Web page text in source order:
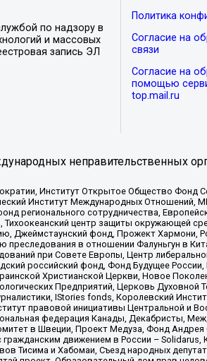
по надзору в
и массовых
запись ЭЛ
Политика
Согласие на
связи
Согласие на
помощью
top.mail.ru
неправительственных
Институт Открытое Общество Фонд
Институт Международных Отношений,
регионального сотрудничества,
центр защиты окружающей
Джеймстаунский фонд, Прожект Хармони,
преследования в отношении Фалуньгун в
при Совете Европы, Центр
российский фонд, Фонд Будущее
Христианской Церкви, Новое
Предприятий, Церковь
IStories fonds, Королевский
правовой инициативы Центральной и
федерация Канады, Декабристы,
в Швеции, Проект Медуза, Фонд
движением в России –
Тисима и Хабомаи, Съезд народных